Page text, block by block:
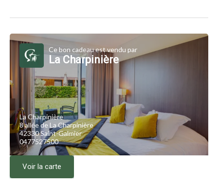
Ce bon cadeau est vendu par
La Charpinière
La Charpinière
8 allée de La Charpinière
42330 Saint-Galmier
0477527500
Voir la carte